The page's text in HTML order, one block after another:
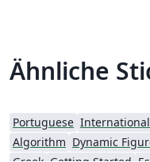
Ähnliche
Portuguese
Algorithm Dynamic